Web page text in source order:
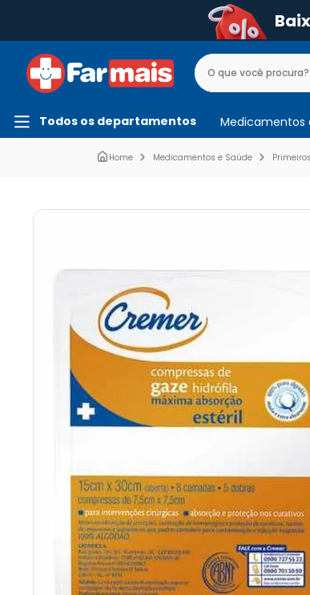
Todos os departamentos Medicamentos
Medicamentos e Saúde